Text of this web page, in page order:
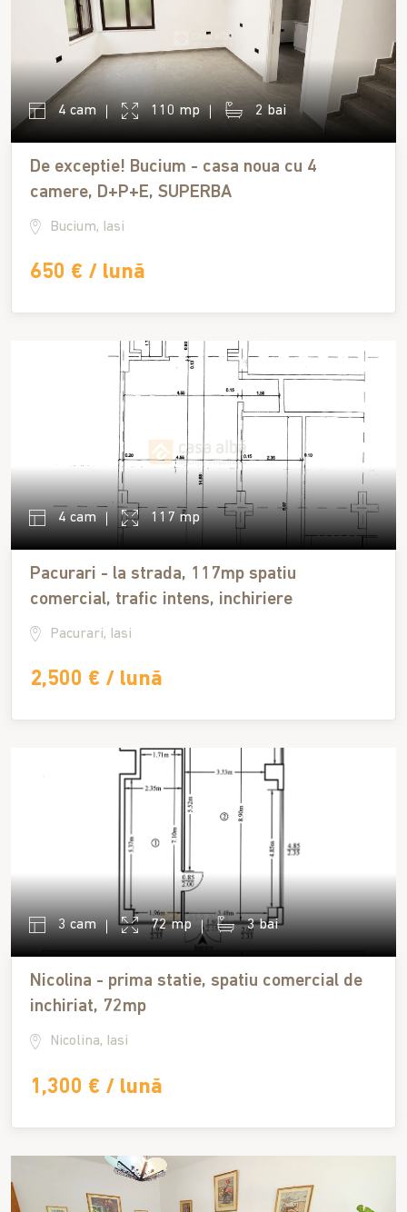
4 cam 110 mp 2 bai
De exceptie! Bucium - casa noua cu 4
camere, D+P+E, SUPERBA
Bucium, Iasi
650 € / lună
4 cam 117 mp
Pacurari - la strada, 117mp spatiu
comercial, trafic intens, inchiriere
Pacurari, Iasi
2,500 € / lună
3 cam 72 mp 3 bai
Nicolina - prima statie, spatiu comercial de
inchiriat, 72mp
Nicolina, Iasi
1,300 € / lună